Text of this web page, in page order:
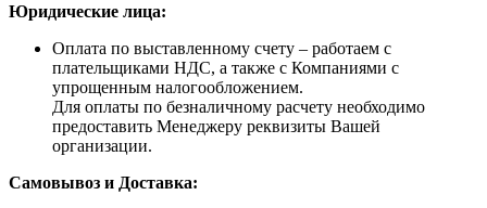
Юридические лица:
Оплата по выставленному счету – работаем с
плательщиками НДС, а также с Компаниями с
упрощенным налогообложением.
Для оплаты по безналичному расчету необходимо
предоставить Менеджеру реквизиты Вашей
организации.
Самовывоз и Доставка: